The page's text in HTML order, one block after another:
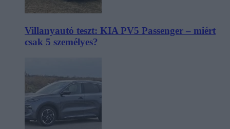
Villanyautó teszt: KIA PV5 Passenger – miért
csak 5 személyes?